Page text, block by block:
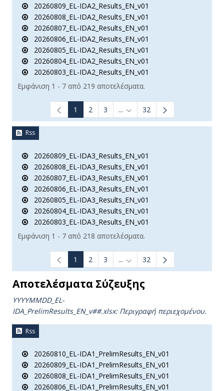
20260809_EL-IDA2_Results_EN_v01
20260808_EL-IDA2_Results_EN_v01
20260807_EL-IDA2_Results_EN_v01
20260806_EL-IDA2_Results_EN_v01
20260805_EL-IDA2_Results_EN_v01
20260804_EL-IDA2_Results_EN_v01
20260803_EL-IDA2_Results_EN_v01
Εμφάνιση 1 - 7 από 219 αποτελέσματα.
1 2 3 ... Ενδιάμεσες σελίδες Use
32
Rss
20260809_EL-IDA3_Results_EN_v01
20260808_EL-IDA3_Results_EN_v01
20260807_EL-IDA3_Results_EN_v01
20260806_EL-IDA3_Results_EN_v01
20260805_EL-IDA3_Results_EN_v01
20260804_EL-IDA3_Results_EN_v01
20260803_EL-IDA3_Results_EN_v01
Εμφάνιση 1 - 7 από 218 αποτελέσματα.
1 2 3 ... Ενδιάμεσες σελίδες Use
32
Αποτελέσματα Σύζευξης
YYYYMMDD_EL-
IDA_PrelimResults_ΕΝ_v##.xlsx:Περιγραφή περιεχομένου.
Rss
20260810_EL-IDA1_PrelimResults_EN_v01
20260809_EL-IDA1_PrelimResults_EN_v01
20260808_EL-IDA1_PrelimResults_EN_v01
20260806_EL-IDA1_PrelimResults_EN_v01